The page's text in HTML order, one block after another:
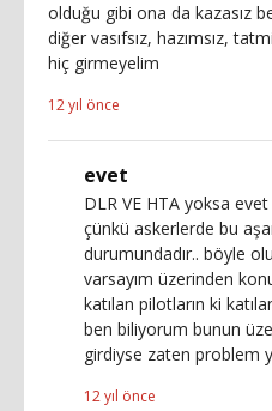
olduğu gibi ona da kazasız
diğer vasıfsız, hazımsız,
hiç girmeyelim
12 yıl önce
evet
DLR VE HTA yoksa
çünkü askerlerde bu
durumundadır.. böyle
varsayım üzerinden
katılan pilotların ki
ben biliyorum bunun
girdiyse zaten problem
12 yıl önce